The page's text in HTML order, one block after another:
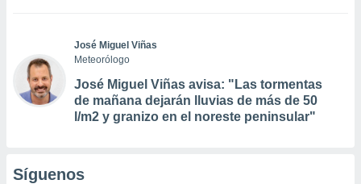
José Miguel Viñas
Meteorólogo
José Miguel Viñas avisa: "Las tormentas
de mañana dejarán lluvias de más de 50
l/m2 y granizo en el noreste peninsular"
Síguenos